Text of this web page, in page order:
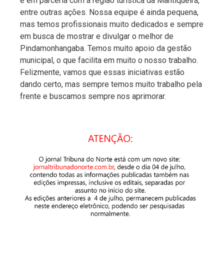
entre outras ações. Nossa equipe é ainda pequena,
mas temos profissionais muito dedicados e sempre
em busca de mostrar e divulgar o melhor de
Pindamonhangaba. Temos muito apoio da gestão
municipal, o que facilita em muito o nosso trabalho.
Felizmente, vamos que essas iniciativas estão
dando certo, mas sempre temos muito trabalho pela
frente e buscamos sempre nos aprimorar.